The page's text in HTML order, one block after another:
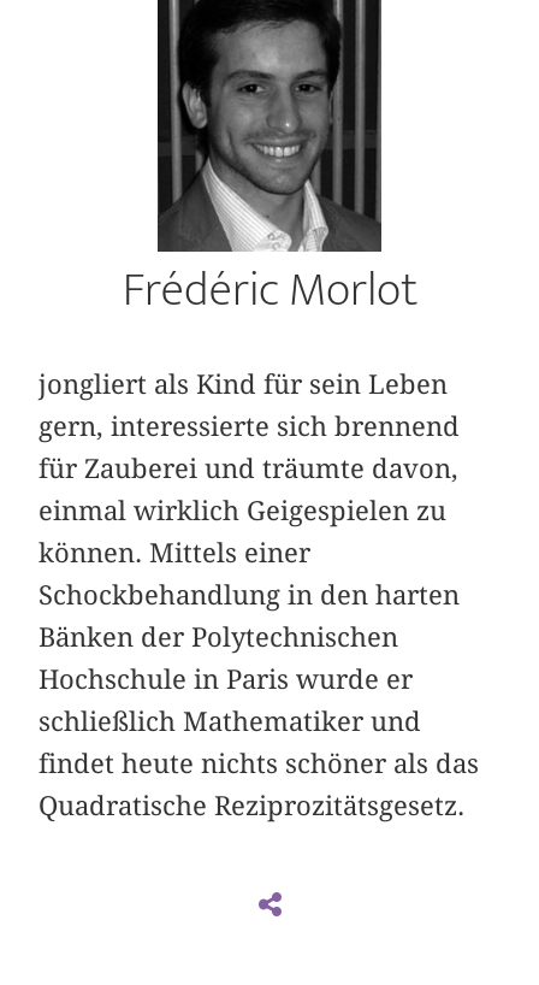
Frédéric Morlot
jongliert als Kind für sein Leben
gern, interessierte sich brennend
für Zauberei und träumte davon,
einmal wirklich Geigespielen zu
können. Mittels einer
Schockbehandlung in den harten
Bänken der Polytechnischen
Hochschule in Paris wurde er
schließlich Mathematiker und
findet heute nichts schöner als das
Quadratische Reziprozitätsgesetz.